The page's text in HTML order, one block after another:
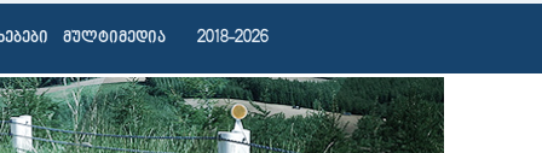
მულტიმედია 2018-2026